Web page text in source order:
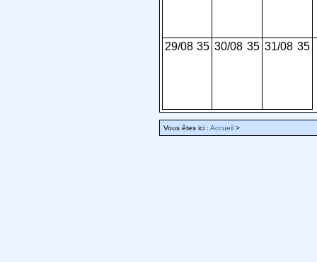
29/08 35 30/08 35 31/08 35
Vous êtes ici : Accueil >